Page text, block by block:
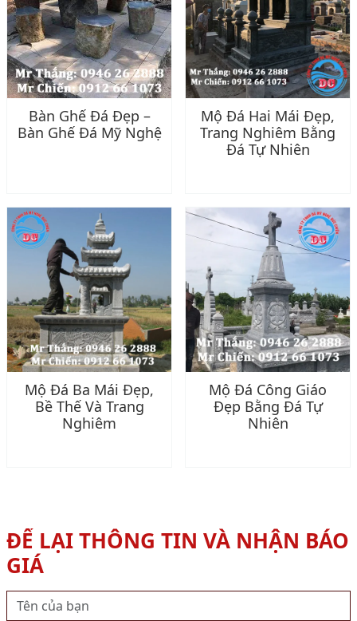
Bàn Ghế Đá Đẹp –
Bàn Ghế Đá Mỹ Nghệ
Mộ Đá Hai Mái Đẹp,
Trang Nghiêm Bằng
Đá Tự Nhiên
Mộ Đá Ba Mái Đẹp,
Bề Thế Và Trang
Nghiêm
Mộ Đá Công Giáo
Đẹp Bằng Đá Tự
Nhiên
ĐỂ LẠI THÔNG TIN VÀ NHẬN BÁO
GIÁ